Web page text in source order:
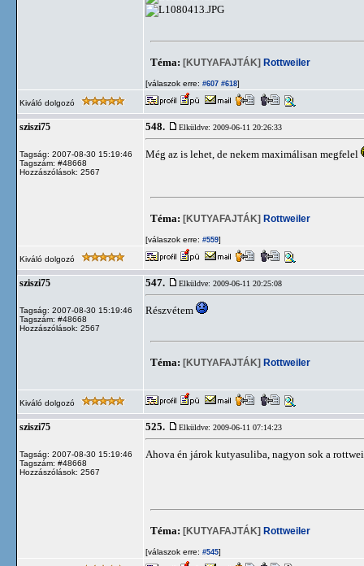
Téma: [KUTYAFAJTÁK] Rottweiler
[válaszok erre: #607 #618]
Kiváló dolgozó
sziszi75
Tagság: 2007-08-30 15:19:46
Tagszám: #48668
Hozzászólások: 2567
548. Elküldve: 2009-06-11 20:26:33
Még az is lehet, de nekem maximálisan megfelel
Téma: [KUTYAFAJTÁK] Rottweiler
[válaszok erre: #559]
Kiváló dolgozó
sziszi75
Tagság: 2007-08-30 15:19:46
Tagszám: #48668
Hozzászólások: 2567
547. Elküldve: 2009-06-11 20:25:08
Részvétem
Téma: [KUTYAFAJTÁK] Rottweiler
Kiváló dolgozó
sziszi75
Tagság: 2007-08-30 15:19:46
Tagszám: #48668
Hozzászólások: 2567
525. Elküldve: 2009-06-11 07:14:23
Ahova én járok kutyasuliba, nagyon sok a
Téma: [KUTYAFAJTÁK] Rottweiler
[válaszok erre: #545]